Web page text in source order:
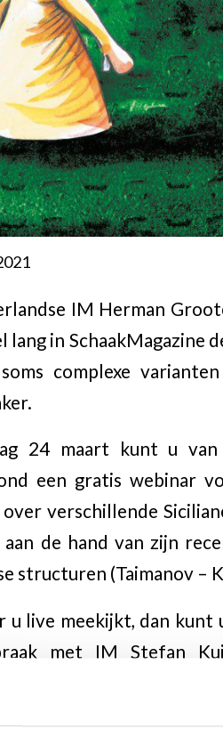
IM Herman
lang in SchaakMagazine
complexe
24 maart kunt u
een gratis webinar
verschillende
de hand van zijn
structuren (Taimanov –
u live meekijkt, dan
met IM Stefan
ook.